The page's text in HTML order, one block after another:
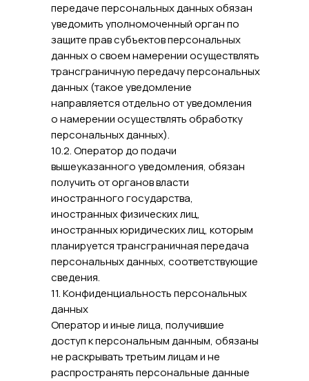
передаче персональных данных обязан
уведомить уполномоченный орган по
защите прав субъектов персональных
данных о своем намерении осуществлять
трансграничную передачу персональных
данных (такое уведомление
направляется отдельно от уведомления
о намерении осуществлять обработку
персональных данных).
10.2. Оператор до подачи
вышеуказанного уведомления, обязан
получить от органов власти
иностранного государства,
иностранных физических лиц,
иностранных юридических лиц, которым
планируется трансграничная передача
персональных данных, соответствующие
сведения.
11. Конфиденциальность персональных
данных
Оператор и иные лица, получившие
доступ к персональным данным, обязаны
не раскрывать третьим лицам и не
распространять персональные данные